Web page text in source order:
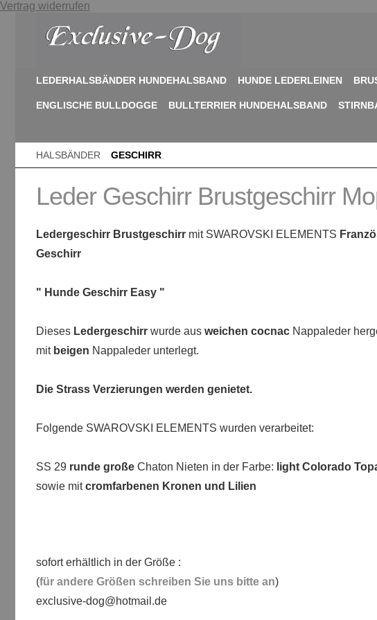
Vertrag widerrufen
LEDERHALSBÄNDER HUNDEHALSBAND HUNDE LEDERLEINEN
ENGLISCHE BULLDOGGE BULLTERRIER HUNDEHALSBAND
HALSBÄNDER GESCHIRR
Leder Geschirr Brustgeschirr
Ledergeschirr Brustgeschirr mit SWAROVSKI ELEMENTS
Geschirr
" Hunde Geschirr Easy "
Dieses Ledergeschirr wurde aus weichen cocnac Nappaleder
mit beigen Nappaleder unterlegt.
Die Strass Verzierungen werden genietet.
Folgende SWAROVSKI ELEMENTS wurden verarbeitet:
SS 29 runde große Chaton Nieten in der Farbe: light Colorado
sowie mitcromfarbenen Kronen und Lilien
sofort erhältlich in der Größe :
(für andere Größen schreiben Sie uns bitte an)
exclusive-dog@hotmail.de